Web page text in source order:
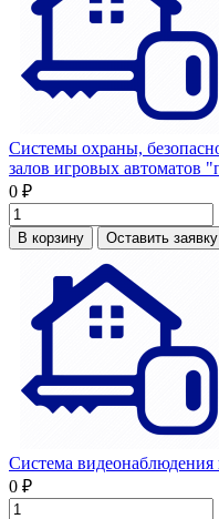
Системы охраны,
залов игровых автоматов
0 ₽
В корзину Оставить заявку
Система видеонаблюдения
0 ₽